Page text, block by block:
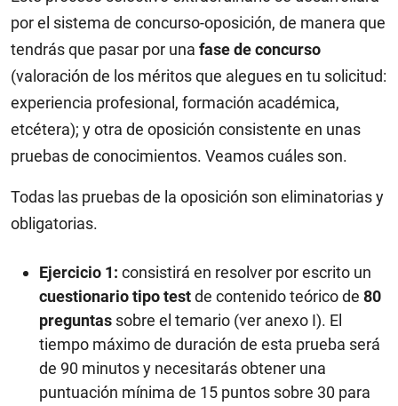
por el sistema de concurso-oposición, de manera que
tendrás que pasar por una fase de concurso
(valoración de los méritos que alegues en tu solicitud:
experiencia profesional, formación académica,
etcétera); y otra de oposición consistente en unas
pruebas de conocimientos. Veamos cuáles son.
Todas las pruebas de la oposición son eliminatorias y
obligatorias.
Ejercicio 1: consistirá en resolver por escrito un
cuestionario tipo testde contenido teórico de 80
preguntas sobre el temario (ver anexo I). El
tiempo máximo de duración de esta prueba será
de 90 minutos y necesitarás obtener una
puntuación mínima de 15 puntos sobre 30 para